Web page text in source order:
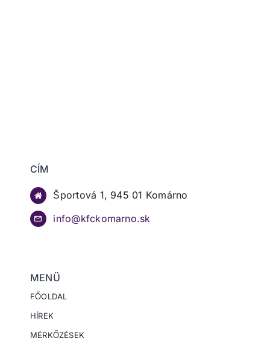
CÍM
Športová 1, 945 01 Komárno
info@kfckomarno.sk
MENÜ
FŐOLDAL
HÍREK
MÉRKŐZÉSEK